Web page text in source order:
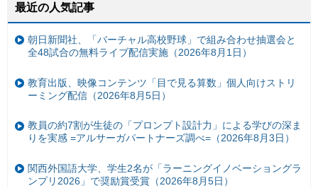
最近の人気記事
朝日新聞社、「バーチャル高校野球」で組み合わせ抽選会と
全48試合の無料ライブ配信実施（2026年8月1日）
教育出版、映像コンテンツ「目で見る算数」個人向けストリ
ーミング配信（2026年8月5日）
教員の約7割が生徒の「プロンプト設計力」による学びの深ま
りを実感 =アルサーガパートナーズ調べ=（2026年8月3日）
関西外国語大学、学生2名が「ラーニングイノベーショングラ
ンプリ2026」で奨励賞受賞（2026年8月5日）